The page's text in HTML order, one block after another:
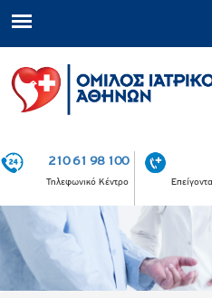
210 61 98 100
Τηλεφωνικό Κέντρο